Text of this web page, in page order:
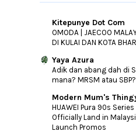
2012
►2011(10)
Kitepunye Dot Com
OMODA | JAECOO
DI KULAI DAN KOTA
Yaya Azura
Adik dan abang dah di
mana? MRSM atau SBP?
Modern Mum's
HUAWEI Pura 90s
Officially Land in
Launch Promos